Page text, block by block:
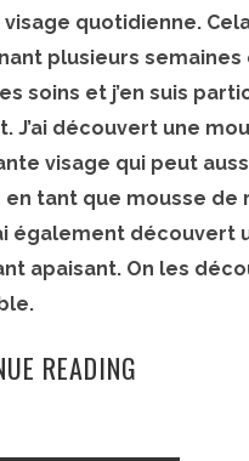
quotidienne.
plusieurs semaines
soins et j’en suis
J’ai découvert une
visage qui peut
tant que mousse de
également découvert
apaisant. On les
READING